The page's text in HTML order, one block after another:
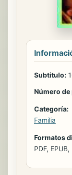
Subtitulo:
Número
Categoría:
Familia
Formatos
PDF, EPUB,